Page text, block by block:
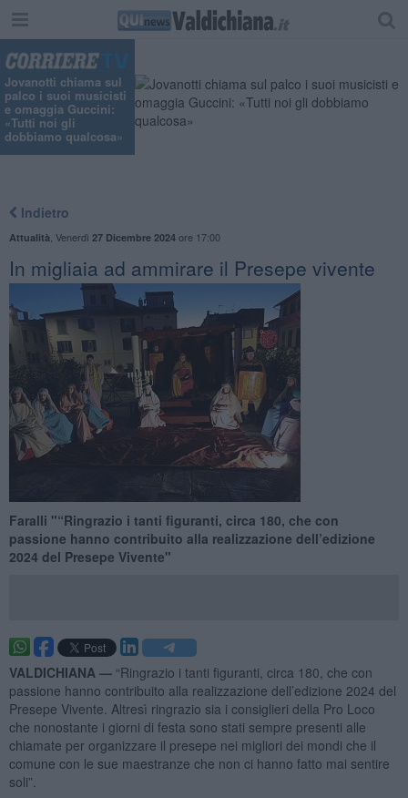
Jovanotti chiama sul
palco i suoi musicisti
e omaggia Guccini:
«Tutti noi gli
dobbiamo qualcosa»
Indietro
Attualità Venerdì 27 Dicembre 2024ore 17:00
In migliaia ad ammirare il Presepe vivente
Faralli "“Ringrazio i tanti figuranti, circa 180, che con
passione hanno contribuito alla realizzazione dell’edizione
2024 del Presepe Vivente"
VALDICHIANA — “Ringrazio i tanti figuranti, circa 180, che con
passione hanno contribuito alla realizzazione dell’edizione 2024 del
Presepe Vivente. Altresì ringrazio sia i consiglieri della Pro Loco
che nonostante i giorni di festa sono stati sempre presenti alle
chiamate per organizzare il presepe nei migliori dei mondi che il
comune con le sue maestranze che non ci hanno fatto mai sentire
soli”.